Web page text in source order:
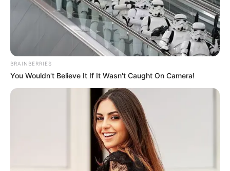
BRAINBERRIES
You Wouldn't Believe It If It Wasn't Caught On Camera!